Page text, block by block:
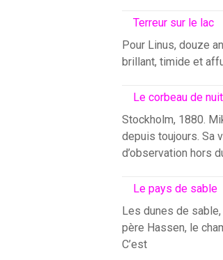
Terreur sur le lac
Pour Linus, douze
brillant, timide et
Le corbeau de nuit
Stockholm, 1880.
depuis toujours. Sa
d’observation hors
Le pays de sable
Les dunes de
père Hassen, le
C’est